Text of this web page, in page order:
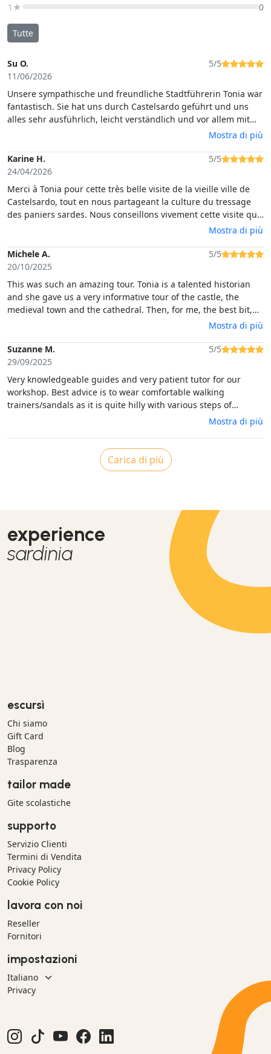
1★
0
Tutte
Su O.
11/06/2026
5/5
Unsere sympathische und freundliche Stadtführerin Tonia war
fantastisch. Sie hat uns durch Castelsardo geführt und uns
alles sehr ausführlich, leicht verständlich und vor allem mit
viel Enthusiasmus und Freude erklärt. Die kleine praktische
und uns neugierig auf einen ausführlicheren Workshop
gemacht. Alles zusammen ein wirklich tolles Erlebnis das wir
gerne weiterempfehlen werden.
Mostra di più
Karine H.
24/04/2026
5/5
Merci à Tonia pour cette très belle visite de la vieille ville de
Castelsardo, tout en nous partageant la culture du tressage
des paniers sardes. Nous conseillons vivement cette visite qui
a plus autant à notre petit de 5 ans qu'à nous. Vous pouvez y
Mostra di più
Michele A.
20/10/2025
5/5
This was such an amazing tour. Tonia is a talented historian
and she gave us a very informative tour of the castle, the
medieval town and the cathedral. Then, for me, the best bit,
baskets! She showed us many different locally made baskets,
one using local materials. Tonia is also a great basket maker
teacher! The time flew by and I am delighted with my tiny
creation! Thank you, Tonia, for such a fun afternoon.
Mostra di più
Suzanne M.
29/09/2025
5/5
Very knowledgeable guides and very patient tutor for our
workshop. Best advice is to wear comfortable walking
trainers/sandals as it is quite hilly with various steps of
Mostra di più
Carica di più
experience
sardinia
escursì
Chi siamo
Gift Card
Blog
Trasparenza
tailor made
Gite scolastiche
supporto
Servizio Clienti
Termini di Vendita
Privacy Policy
Cookie Policy
lavora con noi
Reseller
Fornitori
impostazioni
Privacy